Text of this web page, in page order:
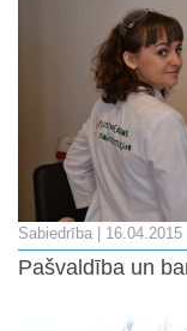
Sabiedrība | 16.04.2015
Pašvaldība un